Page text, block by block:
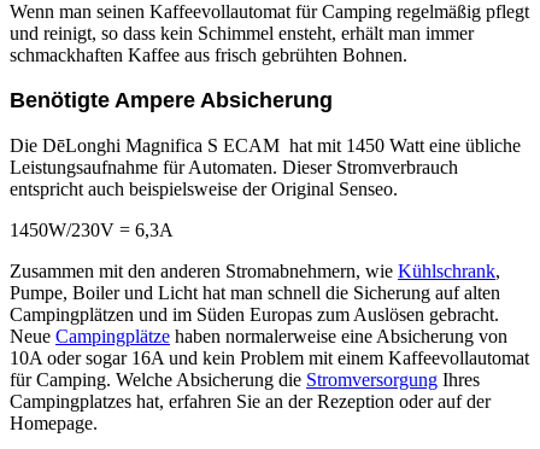
Wenn man seinen Kaffeevollautomat für Camping regelmäßig pflegt
und reinigt, so dass kein Schimmel ensteht, erhält man immer
schmackhaften Kaffee aus frisch gebrühten Bohnen.
Benötigte Ampere Absicherung
Die DēLonghi Magnifica S ECAM hat mit 1450 Watt eine übliche
Leistungsaufnahme für Automaten. Dieser Stromverbrauch
entspricht auch beispielsweise der Original Senseo.
1450W/230V = 6,3A
Zusammen mit den anderen Stromabnehmern, wie Kühlschrank,
Pumpe, Boiler und Licht hat man schnell die Sicherung auf alten
Campingplätzen und im Süden Europas zum Auslösen gebracht.
Neue Campingplätze haben normalerweise eine Absicherung von
10A oder sogar 16A und kein Problem mit einem Kaffeevollautomat
für Camping. Welche Absicherung die Stromversorgung Ihres
Campingplatzes hat, erfahren Sie an der Rezeption oder auf der
Homepage.